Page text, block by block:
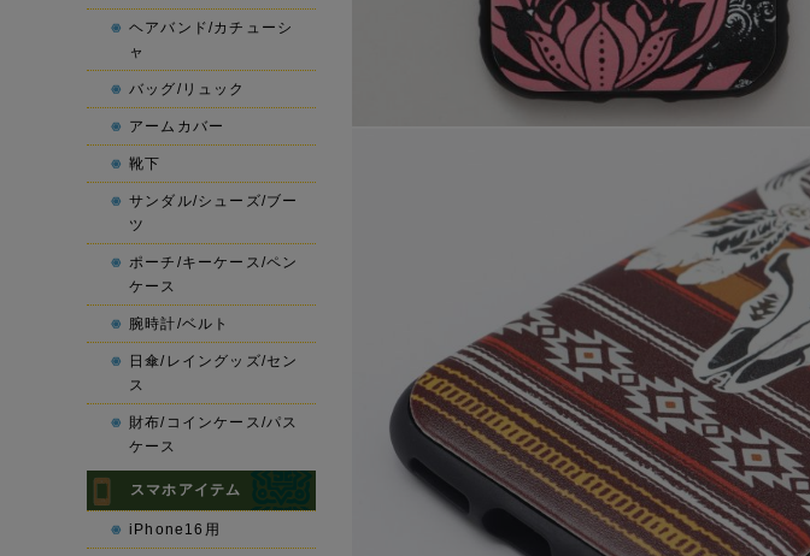
ヘアバンド/カチューシ
ャ
バッグ/リュック
アームカバー
靴下
サンダル/シューズ/ブー
ツ
ポーチ/キーケース/ペン
ケース
腕時計/ベルト
日傘/レイングッズ/セン
ス
財布/コインケース/パス
ケース
スマホアイテム
iPhone16用